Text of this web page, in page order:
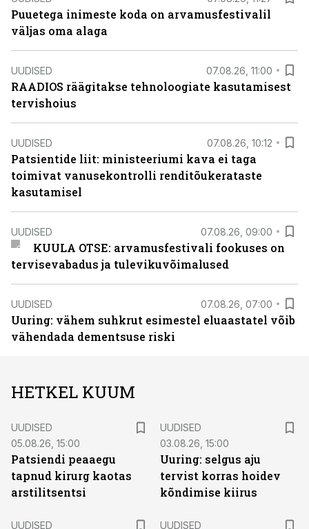
Puuetega inimeste koda on arvamusfestivalil
väljas oma alaga
UUDISED 07.08.26, 11:00
RAADIOS räägitakse tehnoloogiate kasutamisest
tervishoius
UUDISED 07.08.26, 10:12
Patsientide liit: ministeeriumi kava ei taga
toimivat vanusekontrolli renditõukerataste
kasutamisel
UUDISED 07.08.26, 09:00
KUULA OTSE: arvamusfestivali fookuses on
tervisevabadus ja tulevikuvõimalused
UUDISED 07.08.26, 07:00
Uuring: vähem suhkrut esimestel eluaastatel võib
vähendada dementsuse riski
HETKEL KUUM
UUDISED
05.08.26, 15:00
Patsiendi peaaegu
tapnud kirurg kaotas
arstilitsentsi
UUDISED
03.08.26, 15:00
Uuring: selgus aju
tervist korras hoidev
kõndimise kiirus
UUDISED
UUDISED